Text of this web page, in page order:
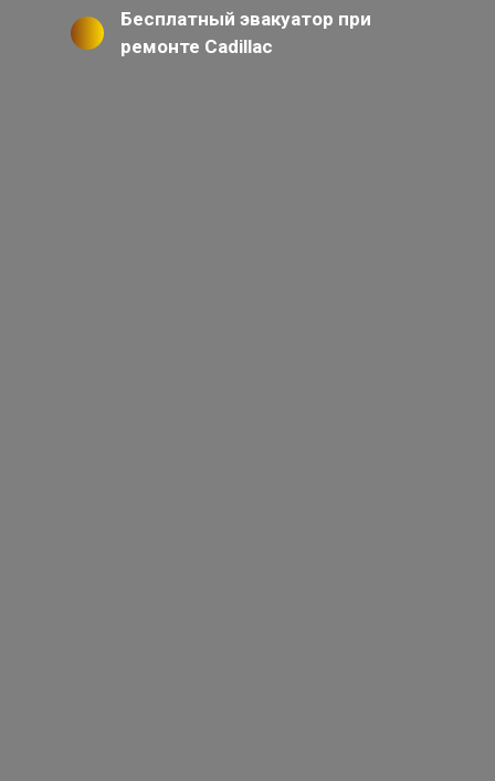
Бесплатный эвакуатор при
ремонте Cadillac